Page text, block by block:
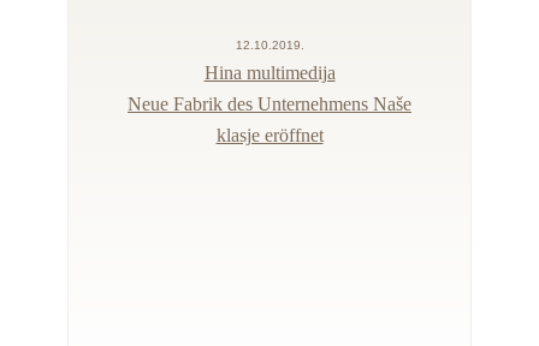
12.10.2019.
Hina multimedija
Neue Fabrik des Unternehmens Naše
klasje eröffnet